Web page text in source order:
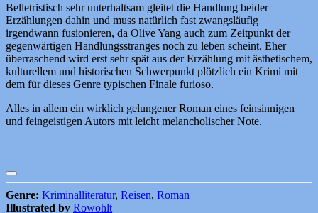
Belletristisch sehr unterhaltsam gleitet die Handlung beider
Erzählungen dahin und muss natürlich fast zwangsläufig
irgendwann fusionieren, da Olive Yang auch zum Zeitpunkt der
gegenwärtigen Handlungsstranges noch zu leben scheint. Eher
überraschend wird erst sehr spät aus der Erzählung mit ästhetischem,
kulturellem und historischen Schwerpunkt plötzlich ein Krimi mit
dem für dieses Genre typischen Finale furioso.
Alles in allem ein wirklich gelungener Roman eines feinsinnigen
und feingeistigen Autors mit leicht melancholischer Note.
Genre: Kriminalliteratur, Reisen, Roman
Illustrated by Rowohlt